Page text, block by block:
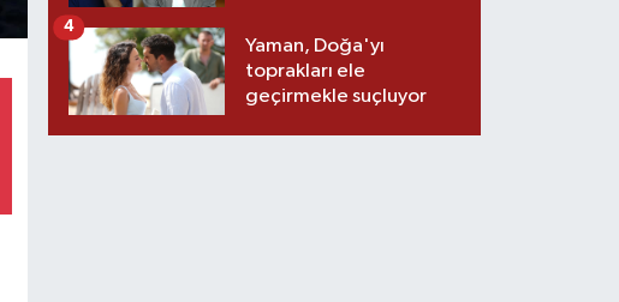
Yaman, Doğa'yı
toprakları ele
geçirmekle suçluyor
4